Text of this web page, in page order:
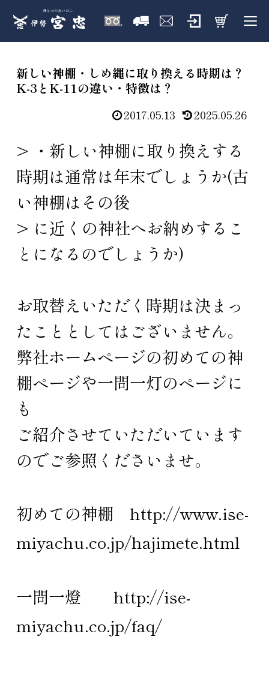
新しい神棚・しめ縄に取り換える時期は？
K-3とK-11の違い・特徴は？
2017.05.13 2025.05.26
> ・新しい神棚に取り換えする
時期は通常は年末でしょうか(古
い神棚はその後
> に近くの神社へお納めするこ
とになるのでしょうか)
お取替えいただく時期は決まっ
たこととしてはございません。
弊社ホームページの初めての神
棚ページや一問一灯のページに
も
ご紹介させていただいています
のでご参照くださいませ。
初めての神棚http://www.ise-
miyachu.co.jp/hajimete.html
一問一燈http://ise-
miyachu.co.jp/faq/